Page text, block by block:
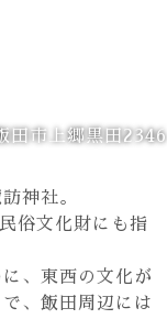
田市上郷黒田2346
神社。
俗文化財にも指
、東西の文化が
、飯田周辺には